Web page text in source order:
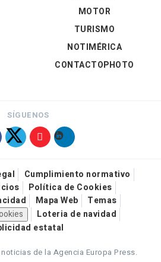
MOTOR
TURISMO
NOTIMÉRICA
CONTACTOPHOTO
SÍGUENOS
Cumplimiento normativo
Política de Cookies
Mapa Web
Temas
Loteria de navidad
estatal
de la Agencia Europa Press.